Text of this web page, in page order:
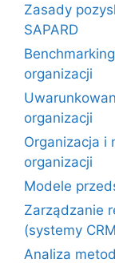
Zasady
SAPARD
organizacji
organizacji
Organizacja i
organizacji
Modele
Zarządzanie
(systemy
Analiza